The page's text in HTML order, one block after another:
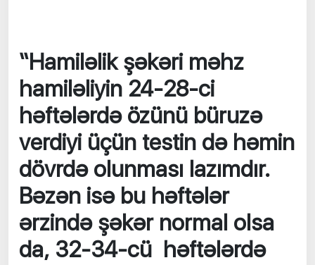
“Hamiləlik şəkəri məhz
hamiləliyin 24-28-ci
həftələrdə özünü büruzə
verdiyi üçün testin də həmin
dövrdə olunması lazımdır.
Bəzən isə bu həftələr
ərzində şəkər normal olsa
da, 32-34-cü həftələrdə